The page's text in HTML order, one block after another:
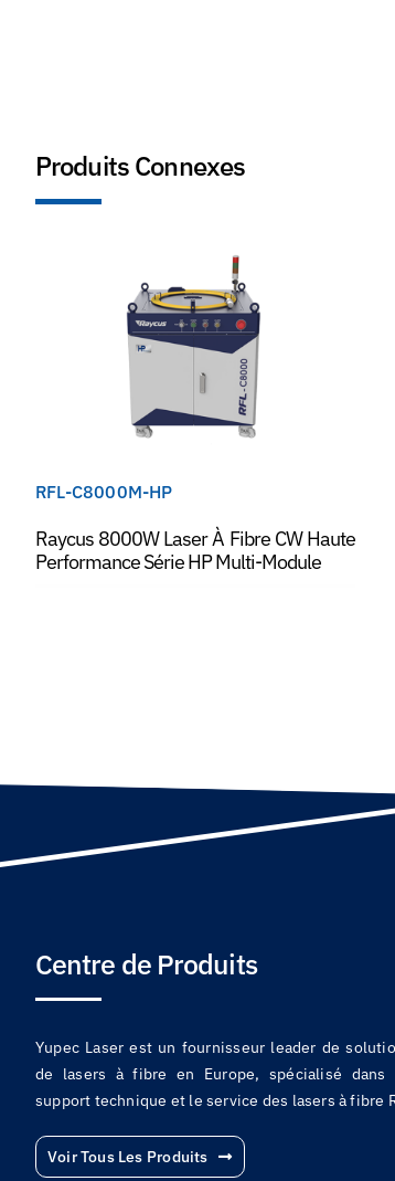
Produits Connexes
RFL-C8000M-HP
Raycus 8000W Laser À Fibre CW Haute
Performance Série HP Multi-Module
Centre de Produits
Yupec Laser est un fournisseur leader de
de lasers à fibre en Europe, spécialisé
support technique et le service des lasers à fibre
Voir Tous Les Produits